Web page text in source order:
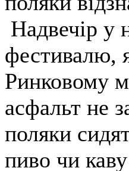
Надвечір у
фестивалю,
Ринковому
асфальт не
поляки
пиво чи